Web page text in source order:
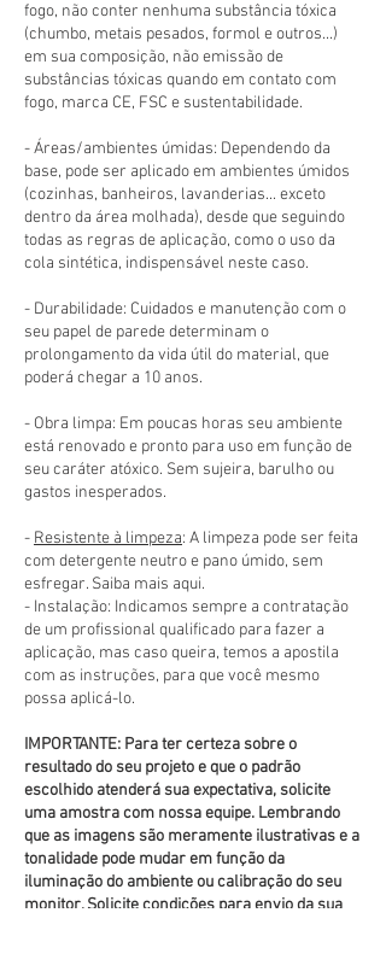
fogo, não conter nenhuma substância tóxica
(chumbo, metais pesados, formol e outros...)
em sua composição, não emissão de
substâncias tóxicas quando em contato com
fogo, marca CE, FSC e sustentabilidade.
- Áreas/ambientes úmidas: Dependendo da
base, pode ser aplicado em ambientes úmidos
(cozinhas, banheiros, lavanderias... exceto
dentro da área molhada), desde que seguindo
todas as regras de aplicação, como o uso da
cola sintética, indispensável neste caso.
- Durabilidade: Cuidados e manutenção com o
seu papel de parede determinam o
prolongamento da vida útil do material, que
poderá chegar a 10 anos.
- Obra limpa: Em poucas horas seu ambiente
está renovado e pronto para uso em função de
seu caráter atóxico. Sem sujeira, barulho ou
gastos inesperados.
- Resistente à limpeza: A limpeza pode ser feita
com detergente neutro e pano úmido, sem
esfregar. Saiba mais aqui.
- Instalação: Indicamos sempre a contratação
de um profissional qualificado para fazer a
aplicação, mas caso queira, temos a apostila
com as instruções, para que você mesmo
possa aplicá-lo.
IMPORTANTE: Para ter certeza sobre o
resultado do seu projeto e que o padrão
escolhido atenderá sua expectativa, solicite
uma amostra com nossa equipe. Lembrando
que as imagens são meramente ilustrativas e a
tonalidade pode mudar em função da
iluminação do ambiente ou calibração do seu
monitor. Solicite condições para envio da sua